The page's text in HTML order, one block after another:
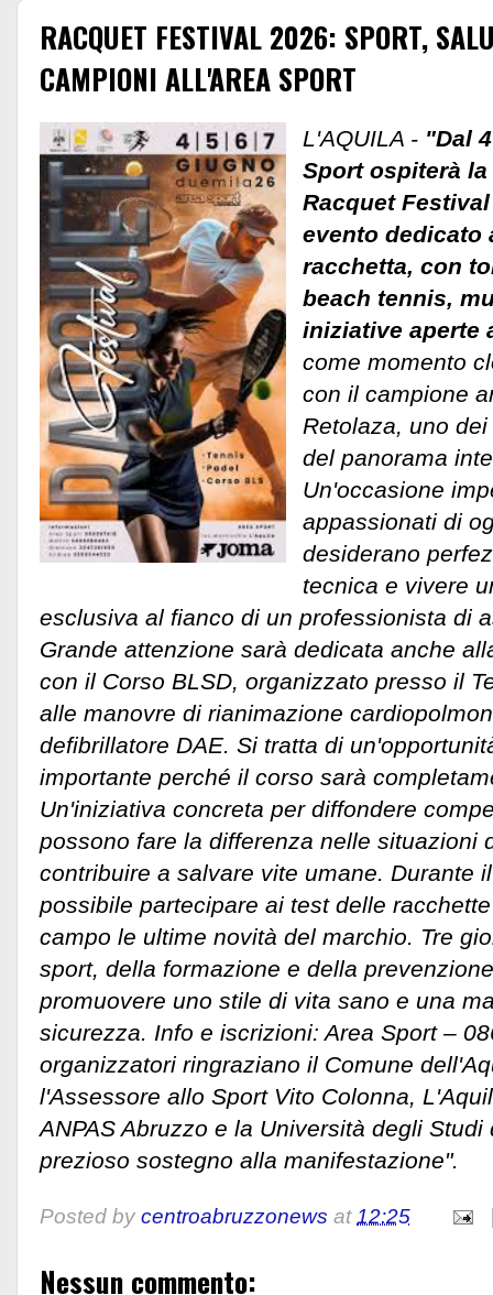
RACQUET FESTIVAL 2026: SPORT,
CAMPIONI ALL'AREA SPORT
L'AQUILA - "Dal
Sport ospiterà
Racquet
evento dedicato
racchetta, con
beach tennis,
iniziative aperte
come momento
con il campione
Retolaza, uno
del panorama
Un'occasione
appassionati di
desiderano
tecnica e vivere
esclusiva al fianco di un professionista di
Grande attenzione sarà dedicata anche
con il Corso BLSD, organizzato presso il
alle manovre di rianimazione
defibrillatore DAE. Si tratta di
importante perché il corso sarà
Un'iniziativa concreta per diffondere
possono fare la differenza nelle situazioni
contribuire a salvare vite umane. Durante
possibile partecipare ai test delle
campo le ultime novità del marchio. Tre
sport, della formazione e della
promuovere uno stile di vita sano e una
sicurezza. Info e iscrizioni: Area Sport –
organizzatori ringraziano il Comune
l'Assessore allo Sport Vito Colonna,
ANPAS Abruzzo e la Università degli
prezioso sostegno alla manifestazione".
Posted by centroabruzzonews at12:25
Nessun commento: